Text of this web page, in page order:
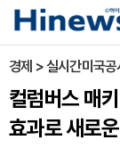
경제 > 실시간미국공
컬럼버스 매
효과로 새로